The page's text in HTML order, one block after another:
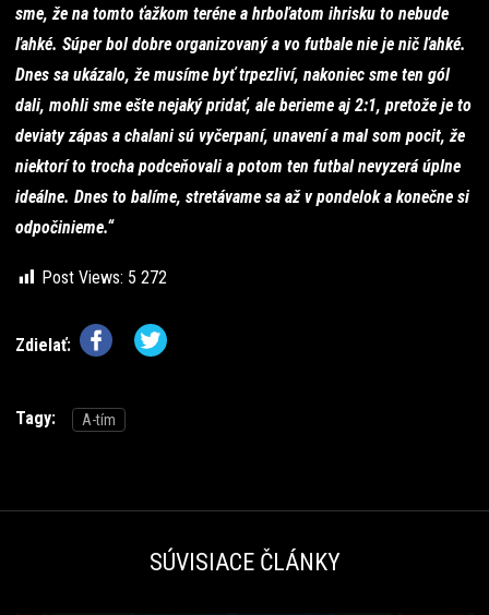
sme, že na tomto ťažkom teréne a hrboľatom ihrisku to nebude
ľahké. Súper bol dobre organizovaný a vo futbale nie je nič ľahké.
Dnes sa ukázalo, že musíme byť trpezliví, nakoniec sme ten gól
dali, mohli sme ešte nejaký pridať, ale berieme aj 2:1, pretože je to
deviaty zápas a chalani sú vyčerpaní, unavení a mal som pocit, že
niektorí to trocha podceňovali a potom ten futbal nevyzerá úplne
ideálne. Dnes to balíme, stretávame sa až v pondelok a konečne si
odpočinieme.“
Post Views: 5 272
Zdielať:
Tagy: A-tím
SÚVISIACE ČLÁNKY